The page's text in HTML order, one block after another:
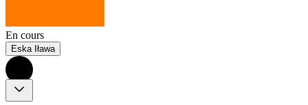
En cours
Eska Iława